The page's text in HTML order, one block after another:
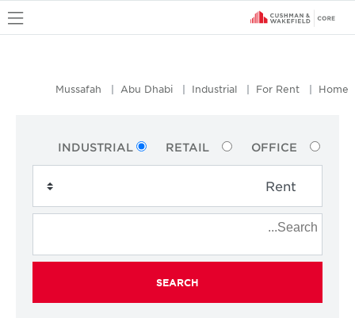
Home
For Rent
Industrial
Abu Dhabi
Mussafah
OFFICE
RETAIL
INDUSTRIAL
SEARCH